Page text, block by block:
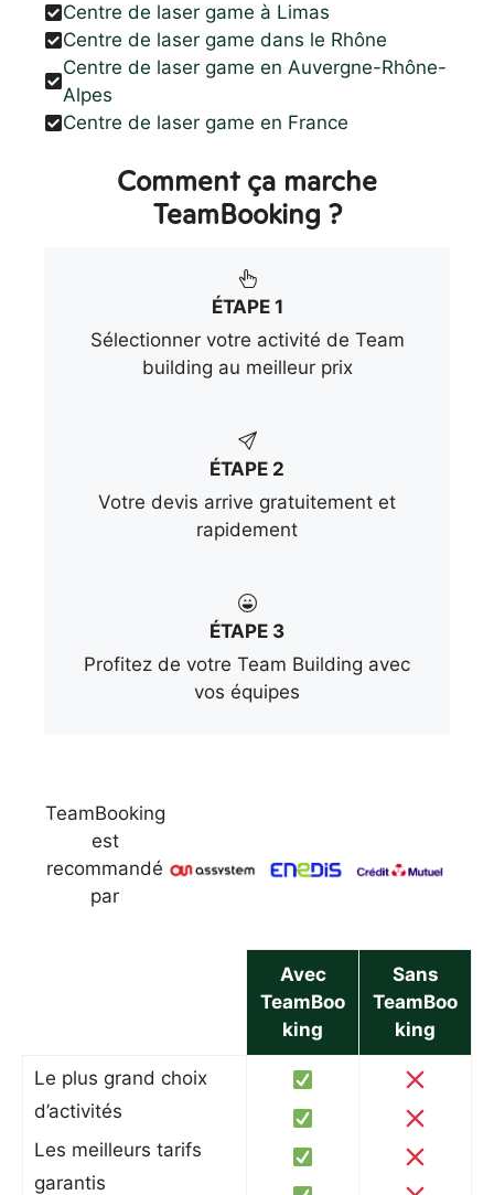
Centre de laser game à Limas
Centre de laser game dans le Rhône
Centre de laser game en Auvergne-Rhône-
Alpes
Centre de laser game en France
Comment ça marche
TeamBooking ?
ÉTAPE 1
Sélectionner votre activité de Team
building au meilleur prix
ÉTAPE 2
Votre devis arrive gratuitement et
rapidement
ÉTAPE 3
Profitez de votre Team Building avec
vos équipes
TeamBooking
est
recommandé
par
Avec
TeamBoo
king
Sans
TeamBoo
king
Le plus grand choix
d’activités
Les meilleurs tarifs
garantis